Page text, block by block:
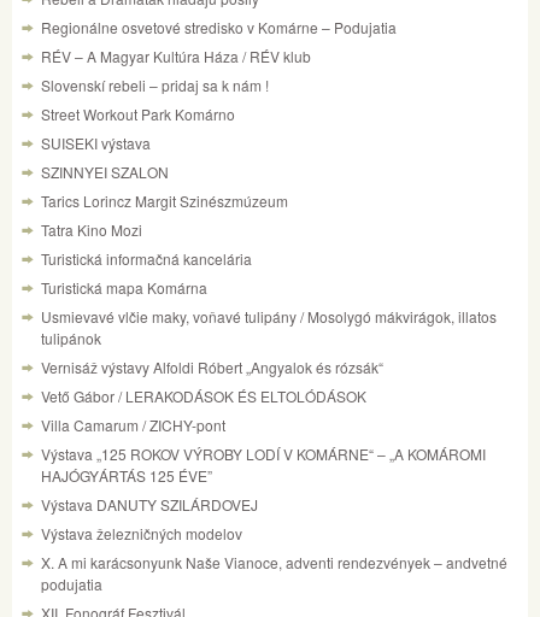
Regionálne osvetové stredisko v Komárne – Podujatia
RÉV – A Magyar Kultúra Háza / RÉV klub
Slovenskí rebeli – pridaj sa k nám !
Street Workout Park Komárno
SUISEKI výstava
SZINNYEI SZALON
Tarics Lorincz Margit Szinészmúzeum
Tatra Kino Mozi
Turistická informačná kancelária
Turistická mapa Komárna
Usmievavé vlčie maky, voňavé tulipány / Mosolygó mákvirágok, illatos
tulipánok
Vernisáž výstavy Alfoldi Róbert „Angyalok és rózsák“
Vető Gábor / LERAKODÁSOK ÉS ELTOLÓDÁSOK
Villa Camarum / ZICHY-pont
Výstava „125 ROKOV VÝROBY LODÍ V KOMÁRNE“ – „A KOMÁROMI
HAJÓGYÁRTÁS 125 ÉVE”
Výstava DANUTY SZILÁRDOVEJ
Výstava železničných modelov
X. A mi karácsonyunk Naše Vianoce, adventi rendezvények – andvetné
podujatia
XII. Fonográf Fesztivál